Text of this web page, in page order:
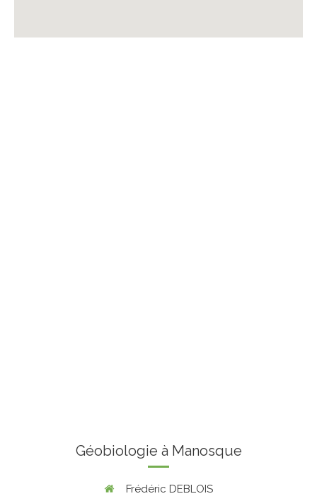
Géobiologie à Manosque
Frédéric DEBLOIS